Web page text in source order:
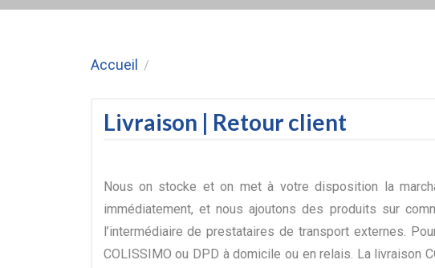
Accueil /
Livraison | Retour client
Nous on stocke et on met à votre disposition la
immédiatement, et nous ajoutons des produits sur
l’intermédiaire de prestataires de transport externes.
COLISSIMO ou DPD à domicile ou en relais. La livraison